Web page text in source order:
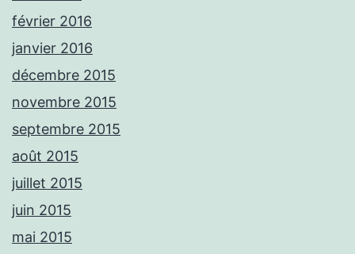
février 2016
janvier 2016
décembre 2015
novembre 2015
septembre 2015
août 2015
juillet 2015
juin 2015
mai 2015